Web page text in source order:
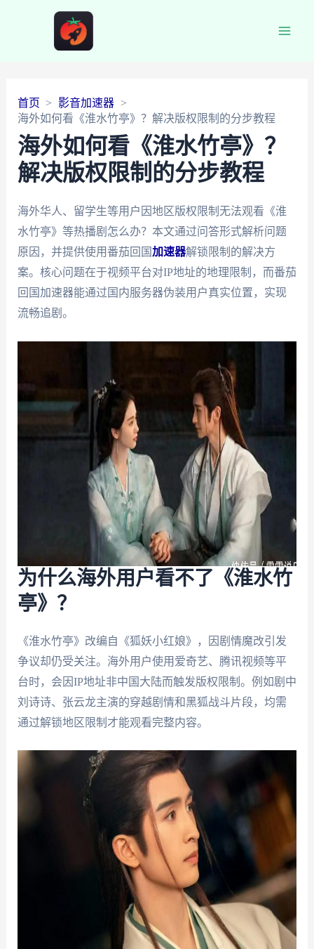
首页
影音加速器
海外如何看《淮水竹亭》？解决版权限制的分步教程
海外如何看《淮水竹亭》？
解决版权限制的分步教程
海外华人、留学生等用户因地区版权限制无法观看《淮
水竹亭》等热播剧怎么办？本文通过问答形式解析问题
原因，并提供使用番茄回国加速器解锁限制的解决方
案。核心问题在于视频平台对IP地址的地理限制，而番茄
回国加速器能通过国内服务器伪装用户真实位置，实现
流畅追剧。
为什么海外用户看不了《淮水竹
亭》？
《淮水竹亭》改编自《狐妖小红娘》，因剧情魔改引发
争议却仍受关注。海外用户使用爱奇艺、腾讯视频等平
台时，会因IP地址非中国大陆而触发版权限制。例如剧中
刘诗诗、张云龙主演的穿越剧情和黑狐战斗片段，均需
通过解锁地区限制才能观看完整内容。